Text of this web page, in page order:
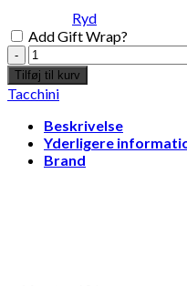
Ryd
Add Gift Wrap?
Tacchini
-
Sesann
Sofa
2
antal
Tilføj til kurv
Tacchini
Beskrivelse
Yderligere
Brand